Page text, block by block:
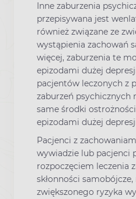
Inne zaburzenia
przepisywana jest
również związane ze
wystąpienia zachowań
więcej, zaburzenia te
epizodami dużej
pacjentów leczonych z
zaburzeń psychicznych
same środki
epizodami dużej
Pacjenci z
wywiadzie lub pacjenci
rozpoczęciem leczenia
skłonności
zwiększonego ryzyka